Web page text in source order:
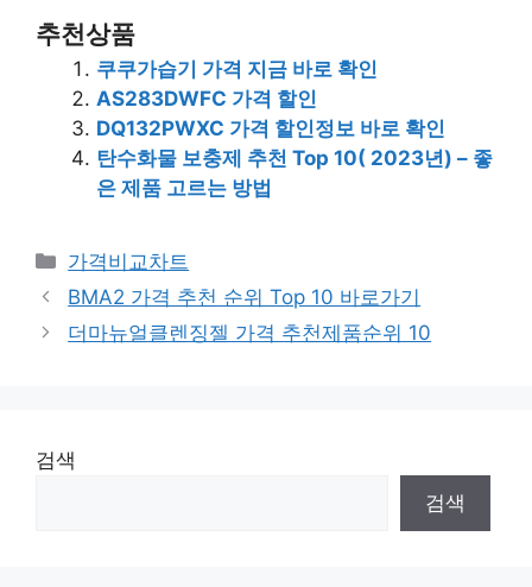
추천상품
쿠쿠가습기 가격 지금 바로 확인
AS283DWFC 가격 할인
DQ132PWXC 가격 할인정보 바로 확인
탄수화물 보충제 추천 Top 10( 2023년) – 좋
은 제품 고르는 방법
카
테
리
가격비교차트
BMA2 가격 추천 순위 Top 10 바로가기
더마뉴얼클렌징젤 가격 추천제품순위 10
검색
검색